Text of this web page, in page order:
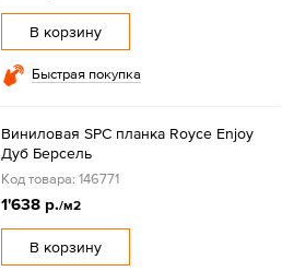
В корзину
Быстрая покупка
Виниловая SPC планка Royce Enjoy
Дуб Берсель
Код товара: 146771
1'638 р./м2
В корзину